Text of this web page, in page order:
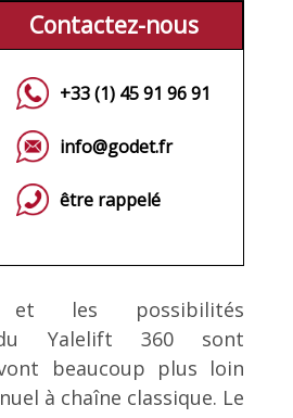
Contactez-nous
+33 (1) 45 91 96 91
info@godet.fr
être rappelé
et les possibilités
du Yalelift 360 sont
beaucoup plus loin
à chaîne classique. Le